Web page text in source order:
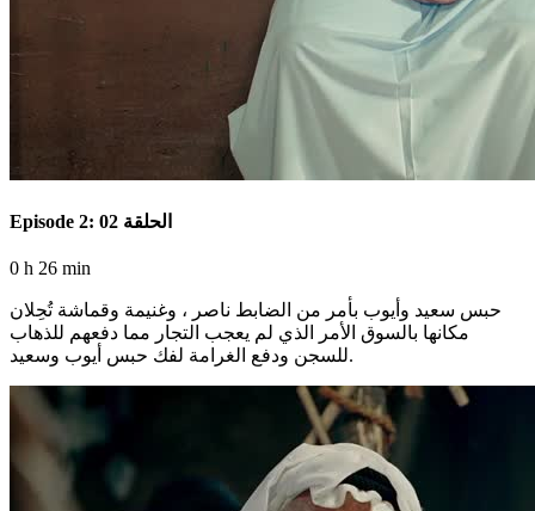
Episode 2: الحلقة 02
0 h 26 min
حبس سعيد وأيوب بأمر من الضابط ناصر ، وغنيمة وقماشة تُحِلان
مكانها بالسوق الأمر الذي لم يعجب التجار مما دفعهم للذهاب
للسجن ودفع الغرامة لفك حبس أيوب وسعيد.